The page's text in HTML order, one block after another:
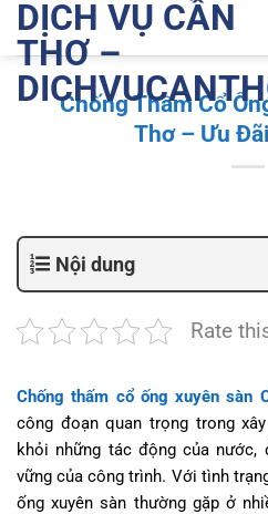
qua
dung
DỊCH VỤ CẦN
THƠ –
Chống Thấm Cổ
Thơ – Ưu
Nội dung
Rate
Chống thấm cổ ống xuyên sàn
công đoạn quan trọng trong
khỏi những tác động của
vững của công trình. Với tình
ống xuyên sàn thường gặp ở